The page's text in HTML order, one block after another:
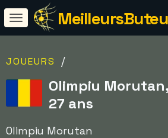
JOUEURS /
Olimpiu
27 ans
Olimpiu Morutan